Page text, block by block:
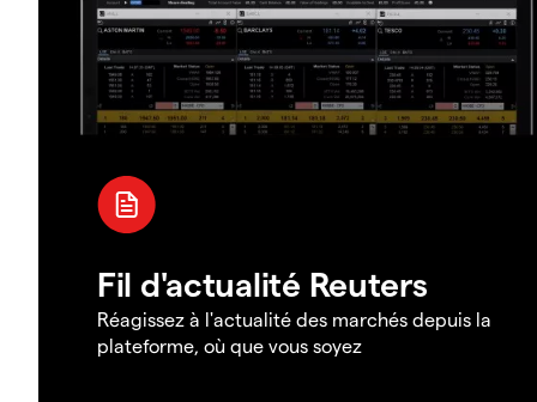
Fil d'actualité Reuters
Réagissez à l'actualité des marchés depuis la
plateforme, où que vous soyez